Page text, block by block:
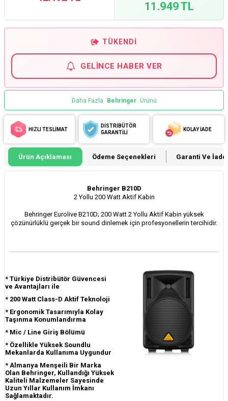
11.949 TL
TÜKENDI
GELINCE HABER VER
Daha Fazla Behringer Ürünü
HIZLI TESLİMAT
DİSTRİBÜTÖR
GARANTİLİ
KOLAY İADE
Ürün Açıklaması Ödeme Seçenekleri Garanti Ve İade
Behringer B210D
2 Yollu 200 Watt Aktif Kabin
Behringer Eurolive B210D; 200 Watt 2 Yollu Aktif Kabin yüksek
çözünürlüklü gerçek bir sound dinlemek için profesyonellerin tercihidir.
* Türkiye Distribütör Güvencesi
ve Avantajları ile
* 200 Watt Class-D Aktif Teknoloji
* Ergonomik Tasarımıyla Kolay
Taşınma Konumlandırma
* Mic / Line Giriş Bölümü
* Özellikle Yüksek Soundlu
Mekanlarda Kullanıma Uygundur
* Almanya Menşeili Bir Marka
Olan Behringer, Kullandığı Yüksek
Kaliteli Malzemeler Sayesinde
Uzun Yıllar Kullanım İmkanı
Sağlamaktadır.